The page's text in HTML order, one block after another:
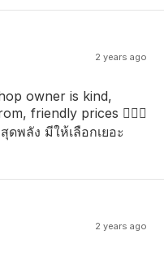
2 years ago
owner is kind,
friendly prices 👍🏻🍃
ดพลัง มีให้เลือกเยอะ
2 years ago